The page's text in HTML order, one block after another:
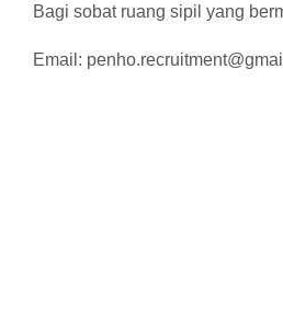
Bagi sobat ruang sipil yang
Email: